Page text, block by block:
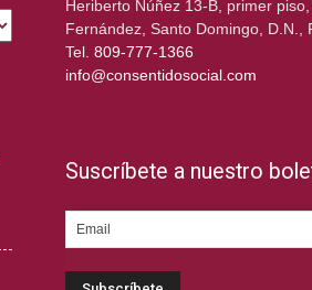
Heriberto Núñez 13-B, primer
Fernández, Santo Domingo, D.N.,
Tel. 809-777-1366
info@consentidosocial.com
Suscríbete a nuestro